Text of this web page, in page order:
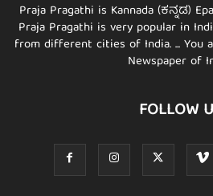
Praja Pragathi is Kannada (ಕನ್ನಡ)
Praja Pragathi is very popular in
from different cities of India. ... You
Newspaper of
FOLLOW